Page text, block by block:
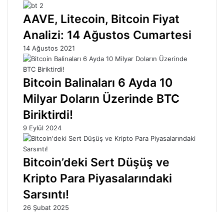
AAVE, Litecoin, Bitcoin Fiyat
Analizi: 14 Ağustos Cumartesi
14 Ağustos 2021
Bitcoin Balinaları 6 Ayda 10
Milyar Doların Üzerinde BTC
Biriktirdi!
9 Eylül 2024
Bitcoin’deki Sert Düşüş ve
Kripto Para Piyasalarındaki
Sarsıntı!
26 Şubat 2025